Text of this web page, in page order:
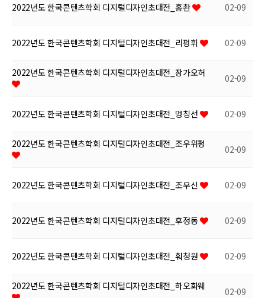
2022년도 한국콘텐츠학회 디지털디자인초대전_홍촨 02-09
2022년도 한국콘텐츠학회 디지털디자인초대전_리펑휘 02-09
2022년도 한국콘텐츠학회 디지털디자인초대전_장가오허 02-09
2022년도 한국콘텐츠학회 디지털디자인초대전_멍칭선 02-09
2022년도 한국콘텐츠학회 디지털디자인초대전_조우위펑 02-09
2022년도 한국콘텐츠학회 디지털디자인초대전_조우신 02-09
2022년도 한국콘텐츠학회 디지털디자인초대전_후정동 02-09
2022년도 한국콘텐츠학회 디지털디자인초대전_훠청원 02-09
2022년도 한국콘텐츠학회 디지털디자인초대전_하오화웨 02-09